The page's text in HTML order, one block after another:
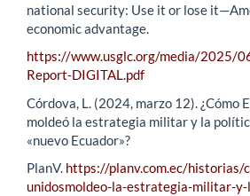
national security: Use it or lose
economic advantage.
https://www.usglc.org/media/2025/
Report-DIGITAL.pdf
Córdova, L. (2024, marzo 12). ¿Cómo
moldeó la estrategia militar y la
«nuevo Ecuador»?
PlanV. https://planv.com.ec/historias/
unidosmoldeo-la-estrategia-militar-